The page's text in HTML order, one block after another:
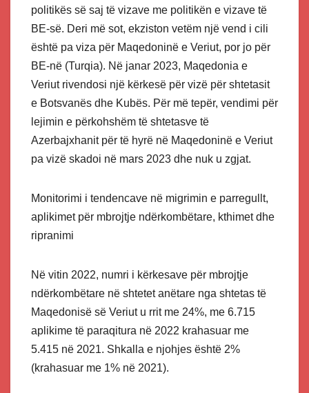
politikës së saj të vizave me politikën e vizave të
BE-së. Deri më sot, ekziston vetëm një vend i cili
është pa viza për Maqedoninë e Veriut, por jo për
BE-në (Turqia). Në janar 2023, Maqedonia e
Veriut rivendosi një kërkesë për vizë për shtetasit
e Botsvanës dhe Kubës. Për më tepër, vendimi për
lejimin e përkohshëm të shtetasve të
Azerbajxhanit për të hyrë në Maqedoninë e Veriut
pa vizë skadoi në mars 2023 dhe nuk u zgjat.
Monitorimi i tendencave në migrimin e parregullt,
aplikimet për mbrojtje ndërkombëtare, kthimet dhe
ripranimi
Në vitin 2022, numri i kërkesave për mbrojtje
ndërkombëtare në shtetet anëtare nga shtetas të
Maqedonisë së Veriut u rrit me 24%, me 6.715
aplikime të paraqitura në 2022 krahasuar me
5.415 në 2021. Shkalla e njohjes është 2%
(krahasuar me 1% në 2021).